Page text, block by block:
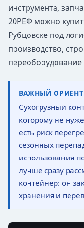
инструмента,
20РЕФ можно
Рубцовске под
производство,
ВАЖНЫЙ
Сухогрузный
которому не
есть риск
сезонных
использования
лучше сразу
контейнер: он
хранения и